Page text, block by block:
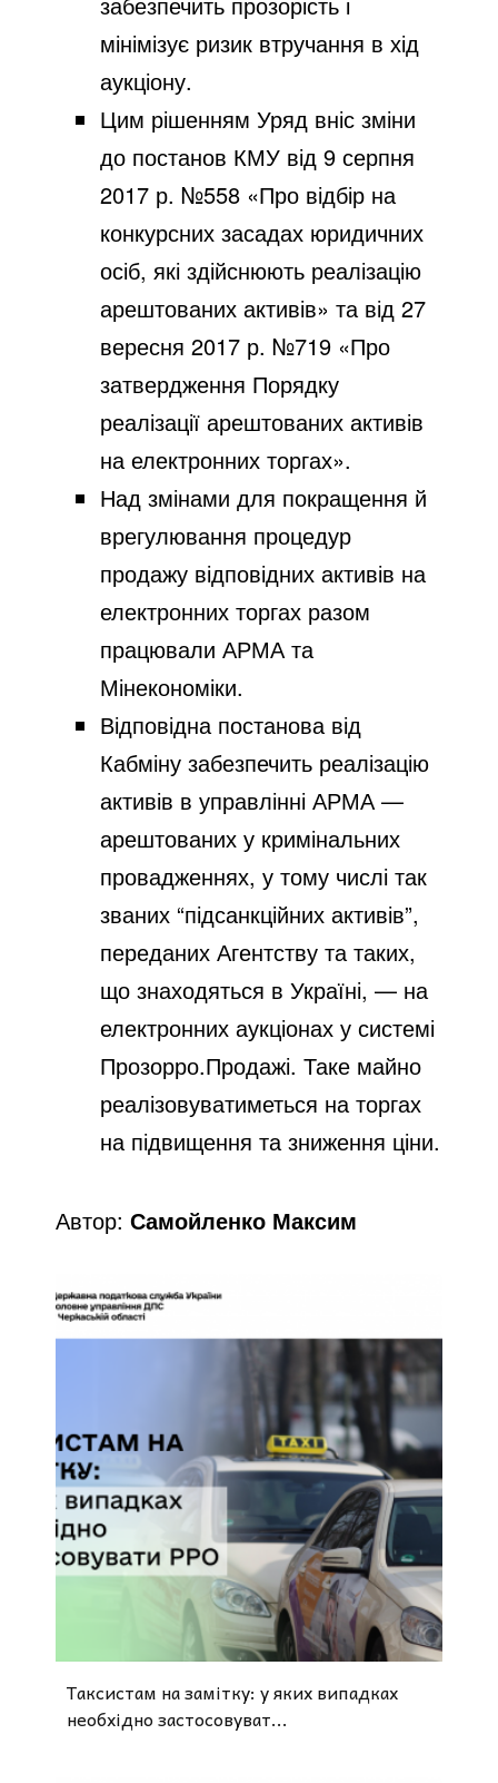
мінімізує ризик втручання в хід
аукціону.
Цим рішенням Уряд вніс зміни
до постанов КМУ від 9 серпня
2017 р. №558 «Про відбір на
конкурсних засадах юридичних
осіб, які здійснюють реалізацію
арештованих активів» та від 27
вересня 2017 р. №719 «Про
затвердження Порядку
реалізації арештованих активів
на електронних торгах».
Над змінами для покращення й
врегулювання процедур
продажу відповідних активів на
електронних торгах разом
працювали АРМА та
Мінекономіки.
Відповідна постанова від
Кабміну забезпечить реалізацію
активів в управлінні АРМА —
арештованих у кримінальних
провадженнях, у тому числі так
званих “підсанкційних активів”,
переданих Агентству та таких,
що знаходяться в Україні, — на
електронних аукціонах у системі
Прозорро.Продажі. Таке майно
реалізовуватиметься на торгах
на підвищення та зниження ціни.
Автор:Самойленко Максим
Таксистам на замітку: у яких випадках
необхідно застосовуват...